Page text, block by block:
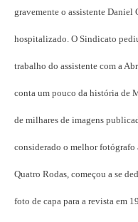
gravemente o assistente Daniel
hospitalizado. O Sindicato
trabalho do assistente com a
conta um pouco da história de
de milhares de imagens
considerado o melhor fotógrafo
Quatro Rodas, começou a se
foto de capa para a revista em